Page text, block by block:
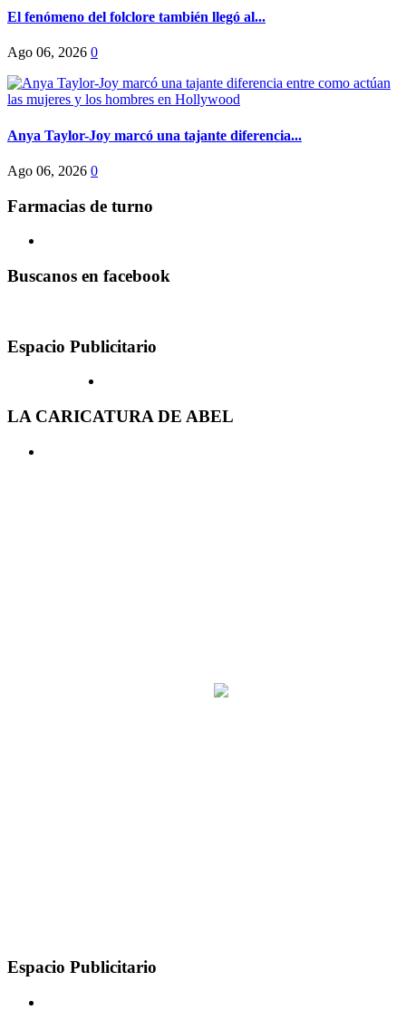
El fenómeno del folclore también llegó al...
Ago 06, 2026 0
Anya Taylor-Joy marcó una tajante diferencia...
Ago 06, 2026 0
Farmacias de turno
Buscanos en facebook
Espacio Publicitario
LA CARICATURA DE ABEL
Espacio Publicitario